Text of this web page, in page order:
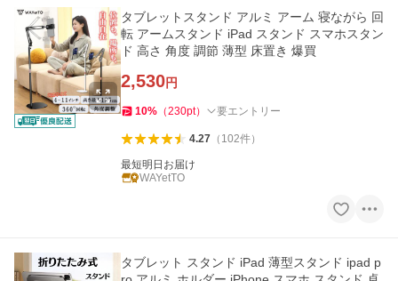
タブレットスタンド アルミ アーム 寝ながら 回
転 アームスタンド iPad スタンド スマホスタン
ド 高さ 角度 調節 薄型 床置き 爆買
2,530円
10% （230pt） 要エントリー
4.27（ 102件）
最短明日お届け
WAYetTO
タブレット スタンド iPad 薄型スタンド ipad p